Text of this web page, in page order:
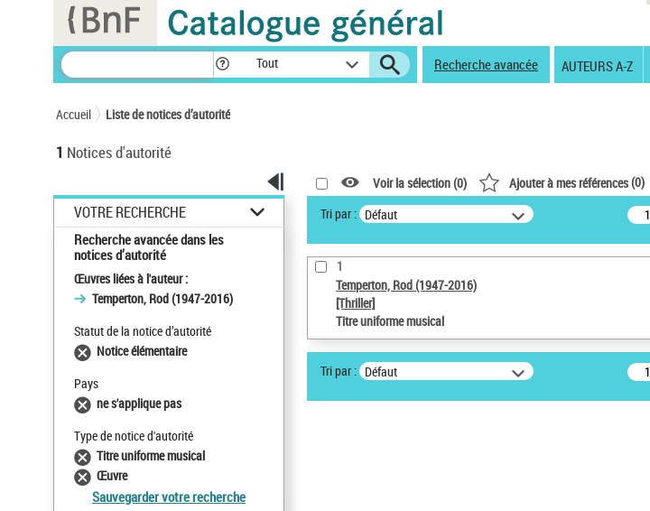
Tout Recherche avancée AUTEURS A-Z
Accueil Liste de notices d’autorité
1 Notices d'autorité
VOTRE RECHERCHE
Recherche avancée dans les
notices d’autorité
Œuvres liées à l'auteur :
Temperton, Rod (1947-2016)
Statut de la notice d’autorité
Notice élémentaire
Pays
ne s'applique pas
Type de notice d'autorité
Titre uniforme musical
Œuvre
Sauvegarder votre recherche
Voir la sélection (0) Ajouter à mes références(0)
Tri par : Défaut
1
Temperton, Rod (1947-2016)
[Thriller]
Titre uniforme musical
Tri par : Défaut
Panneau de gestion des cookies